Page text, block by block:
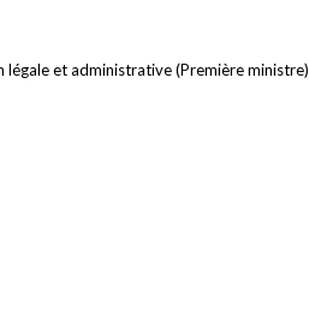
et administrative (Première ministre)